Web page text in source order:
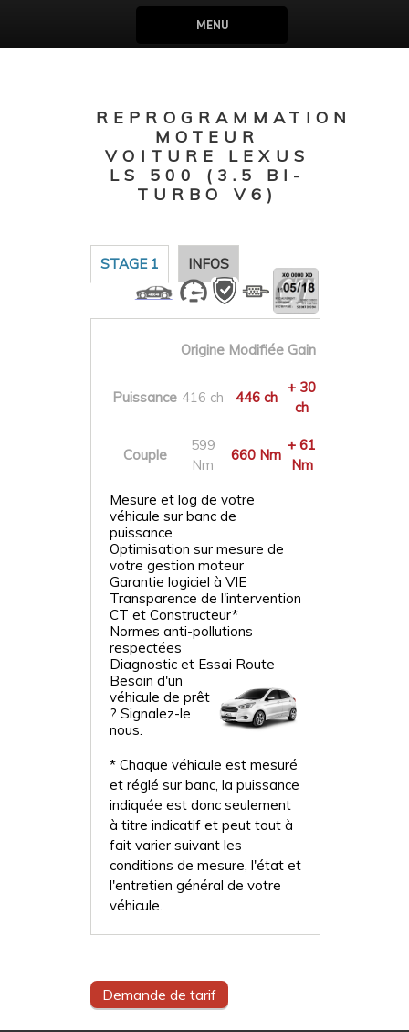
MENU
REPROGRAMMATION
MOTEUR
VOITURE LEXUS
LS 500 (3.5 BI-
TURBO V6)
STAGE 1 INFOS
Origine Modifiée Gain
Puissance 416 ch 446 ch
+ 30
ch
Couple
599
Nm
660 Nm
+ 61
Nm
Mesure et log de votre
véhicule sur banc de
puissance
Optimisation sur mesure de
votre gestion moteur
Garantie logiciel à VIE
Transparence de l'intervention
CT et Constructeur*
Normes anti-pollutions
respectées
Diagnostic et Essai Route
Besoin d'un
véhicule de prêt
? Signalez-le
nous.
* Chaque véhicule est mesuré
et réglé sur banc, la puissance
indiquée est donc seulement
à titre indicatif et peut tout à
fait varier suivant les
conditions de mesure, l'état et
l'entretien général de votre
véhicule.
Demande de tarif